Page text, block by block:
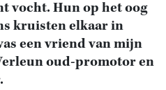
vocht. Hun op het oog
kruisten elkaar in
een vriend van mijn
oud-promotor en